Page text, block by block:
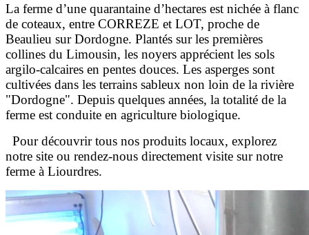
La ferme d’une quarantaine d’hectares est nichée à flanc
de coteaux, entre CORREZE et LOT, proche de
Beaulieu sur Dordogne. Plantés sur les premières
collines du Limousin, les noyers apprécient les sols
argilo-calcaires en pentes douces. Les asperges sont
cultivées dans les terrains sableux non loin de la rivière
"Dordogne". Depuis quelques années, la totalité de la
ferme est conduite en agriculture biologique.
Pour découvrir tous nos produits locaux, explorez
notre site ou rendez-nous directement visite sur notre
ferme à Liourdres.